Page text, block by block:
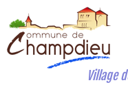
Village